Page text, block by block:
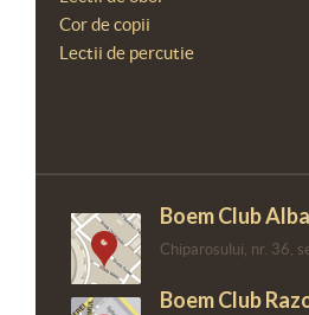
Cor de copii
Lectii de percutie
Boem Club
Chiparosului, nr. 36,
Boem Club